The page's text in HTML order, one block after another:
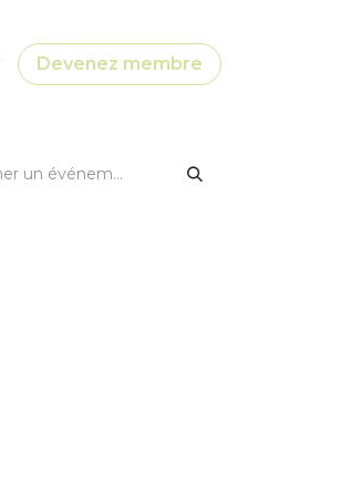
Devenez membre